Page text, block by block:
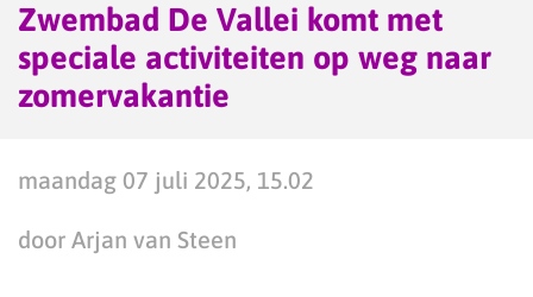
Zwembad De Vallei komt met
speciale activiteiten op weg naar
zomervakantie
maandag 07 juli 2025, 15.02
door Arjan van Steen